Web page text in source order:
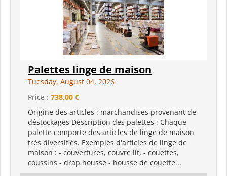
Palettes linge de maison
Tuesday, August 04, 2026
Price : 738,00 €
Origine des articles : marchandises provenant de
déstockages Description des palettes : Chaque
palette comporte des articles de linge de maison
très diversifiés. Exemples d'articles de linge de
maison : - couvertures, couvre lit, - couettes,
coussins - drap housse - housse de couette...